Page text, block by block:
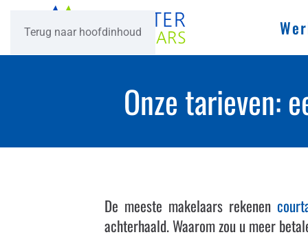
Terug naar hoofdinhoud
Onze tarieven:
De meeste makelaars rekenen
achterhaald. Waarom zou u meer